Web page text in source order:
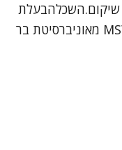
שיקום.השכלהבעלת
תואר BSW מאוניברסיטת אריאל ו MSW מאוניברסיטת בר